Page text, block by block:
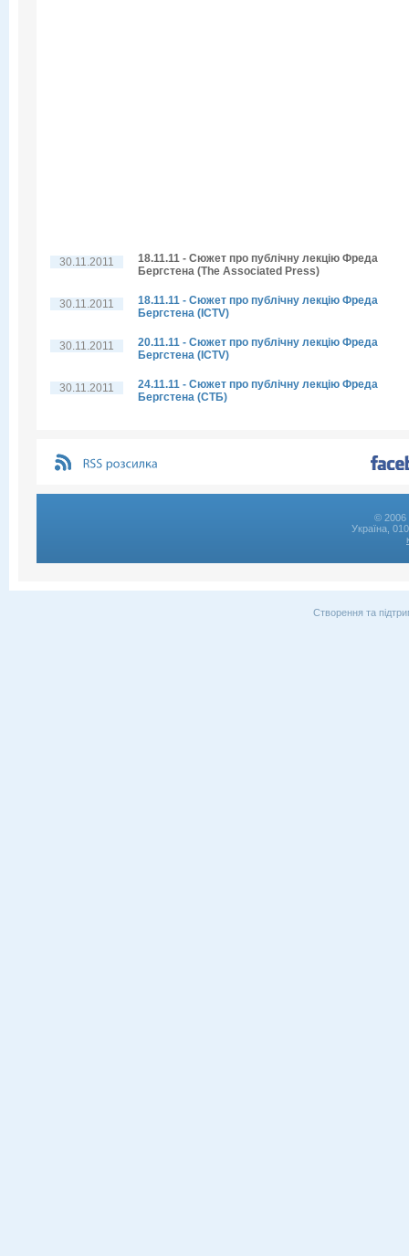
30.11.2011
18.11.11 - Сюжет про публічну лекцію Фреда
Бергстена (The Associated Press)
30.11.2011
18.11.11 - Сюжет про публічну лекцію Фреда
Бергстена (ICTV)
30.11.2011
20.11.11 - Сюжет про публічну лекцію Фреда
Бергстена (ICTV)
30.11.2011
24.11.11 - Сюжет про публічну лекцію Фреда
Бергстена (СТБ)
© 2006
Україна,
Створення та